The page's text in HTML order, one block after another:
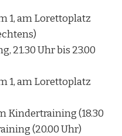
1, am Lorettoplatz
21.30 Uhr bis 23.00
1, am Lorettoplatz
Kindertraining (18.30
(20.00 Uhr)